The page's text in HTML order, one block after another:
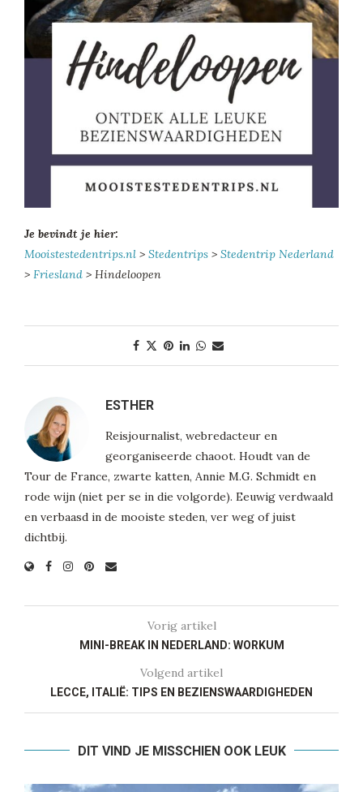
Je bevindt je hier:
Mooistestedentrips.nl > Stedentrips > Stedentrip Nederland
> Friesland > Hindeloopen
ESTHER
Reisjournalist, webredacteur en
georganiseerde chaoot. Houdt van de
Tour de France, zwarte katten, Annie M.G. Schmidt en
rode wijn (niet per se in die volgorde). Eeuwig verdwaald
en verbaasd in de mooiste steden, ver weg of juist
dichtbij.
Vorig artikel
MINI-BREAK IN NEDERLAND: WORKUM
Volgend artikel
LECCE, ITALIË: TIPS EN BEZIENSWAARDIGHEDEN
DIT VIND JE MISSCHIEN OOK LEUK